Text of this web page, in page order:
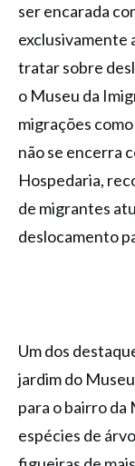
ser encarada
exclusivamente
tratar sobre
o Museu da
migrações
não se encerra
Hospedaria,
de migrantes
deslocamento
Um dos
jardim do
para o bairro da
espécies de